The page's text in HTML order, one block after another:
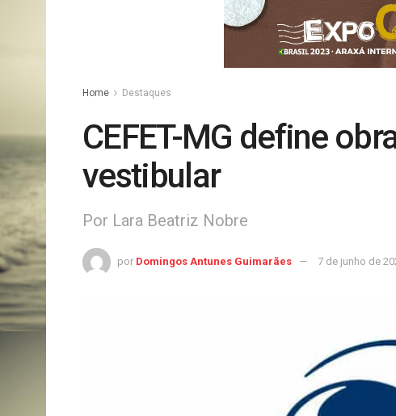
Home Destaques
CEFET-MG define
vestibular
Por Lara Beatriz Nobre
por Domingos Antunes Guimarães 7 de junho de